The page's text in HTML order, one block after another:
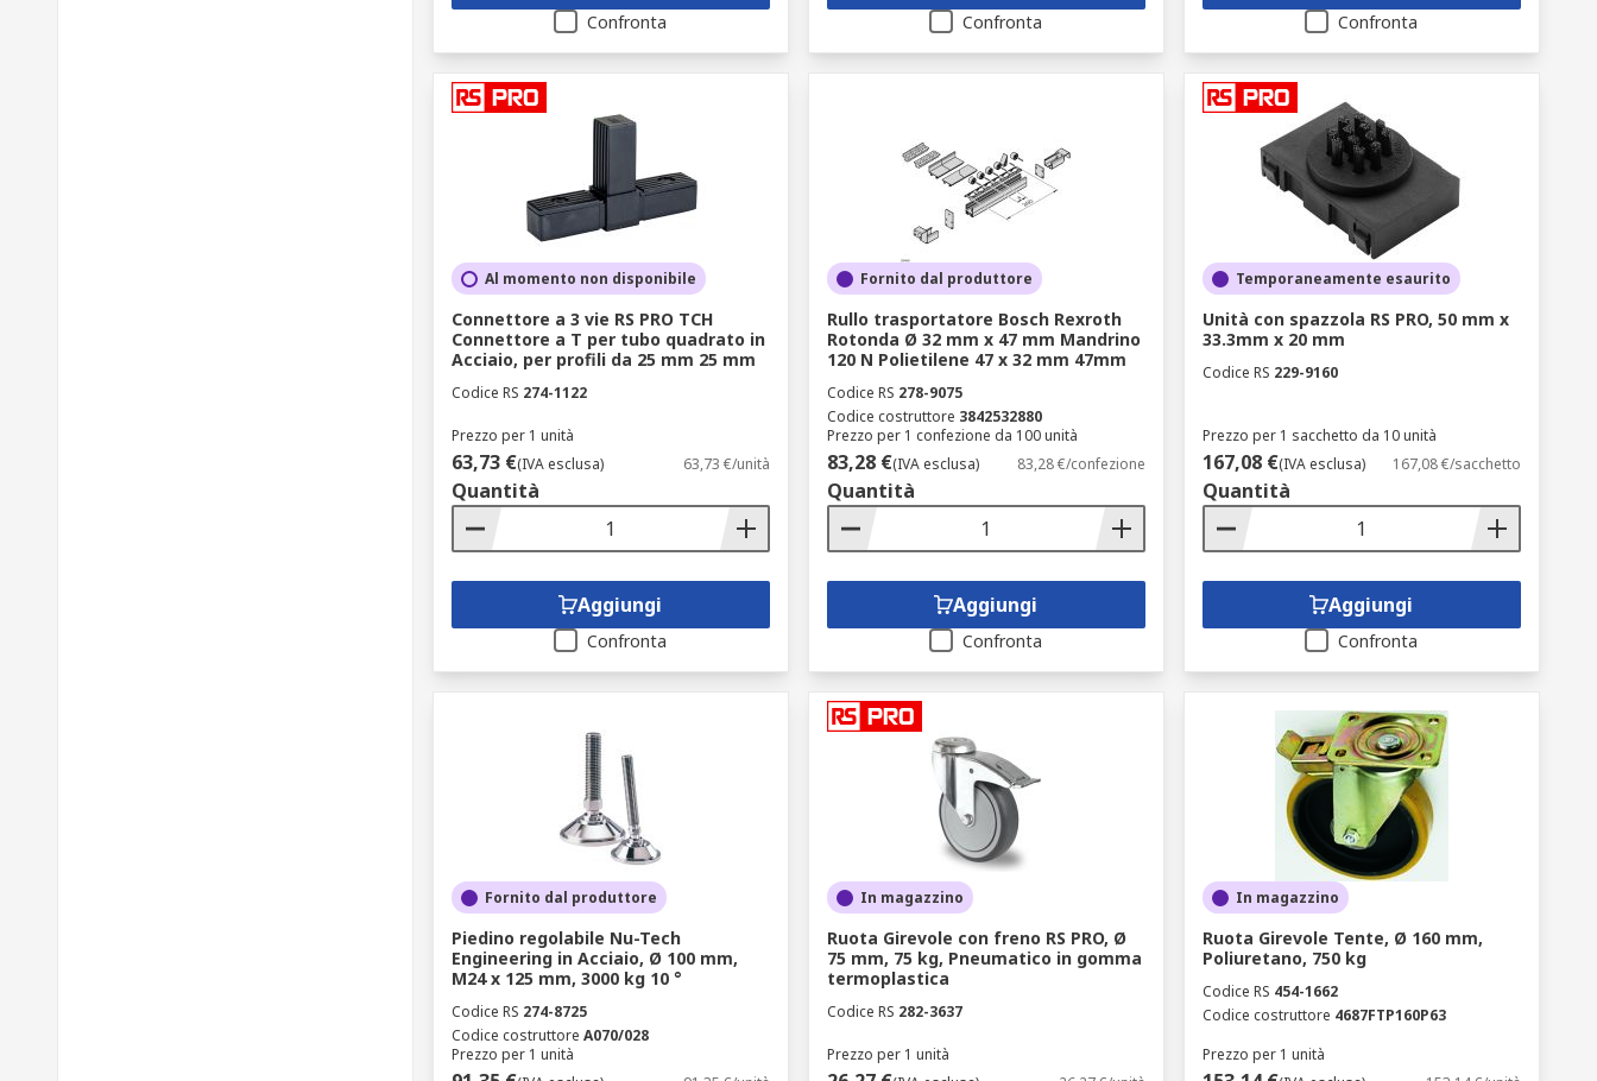
Confronta Confronta Confronta
Al momento non disponibile
Connettore a 3 vie RS PRO TCH
Connettore a T per tubo quadrato in
Acciaio, per profili da 25 mm 25 mm
Codice RS 274-1122
Prezzo per 1 unità
63,73 €(IVA esclusa) 63,73 €/unità
Quantità
Aggiungi
Confronta
Fornito dal produttore
Rullo trasportatore Bosch Rexroth
Rotonda Ø 32 mm x 47 mm Mandrino
120 N Polietilene 47 x 32 mm 47mm
Codice RS 278-9075
Codice costruttore 3842532880
Prezzo per 1 confezione da 100 unità
83,28 €(IVA esclusa) 83,28 €/confezione
Quantità
Aggiungi
Confronta
Temporaneamente esaurito
Unità con spazzola RS PRO, 50 mm x
33.3mm x 20 mm
Codice RS 229-9160
Prezzo per 1 sacchetto da 10 unità
167,08 €(IVA esclusa) 167,08 €/sacchetto
Quantità
Aggiungi
Confronta
Fornito dal produttore
Piedino regolabile Nu-Tech
Engineering in Acciaio, Ø 100 mm,
M24 x 125 mm, 3000 kg 10 °
Codice RS 274-8725
Codice costruttore A070/028
Prezzo per 1 unità
In magazzino
Ruota Girevole con freno RS PRO, Ø
75 mm, 75 kg, Pneumatico in gomma
termoplastica
Codice RS 282-3637
Prezzo per 1 unità
In magazzino
Ruota Girevole Tente, Ø 160 mm,
Poliuretano, 750 kg
Codice RS 454-1662
Codice costruttore 4687FTP160P63
Prezzo per 1 unità